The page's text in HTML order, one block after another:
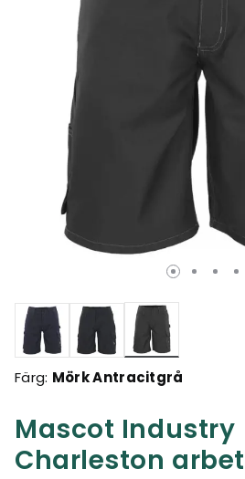
Mascot Industry
Charleston
Valda
Färg: Mörk Antracitgrå